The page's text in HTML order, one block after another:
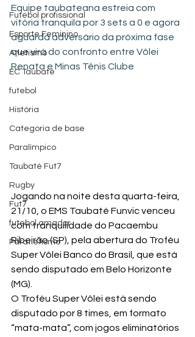
Futebol profissional
Esporte Feminino
Atletismo
EC Taubaté
futebol
História
Categoria de base
Paralímpico
Taubaté Fut7
Rugby
Fut7
futebol amador
Paratletismo
Equipe taubateana estreia com
vitória tranquila por 3 sets a 0 e agora
aguarda adversário da próxima fase
que virá do confronto entre Vôlei
Renata e Minas Tênis Clube
Jogando na noite desta quarta-feira,
21/10, o EMS Taubaté Funvic venceu
com tranquilidade do Pacaembu
Ribeirão (SP), pela abertura do Troféu
Super Vôlei Banco do Brasil, que está
sendo disputado em Belo Horizonte
(MG).
O Troféu Super Vôlei está sendo
disputado por 8 times, em formato
“mata-mata”, com jogos eliminatórios